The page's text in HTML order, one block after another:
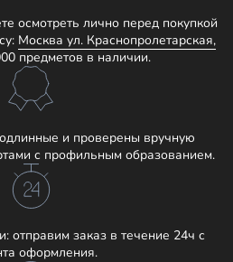
осмотреть лично перед покупкой
Москва ул. Краснопролетарская,
предметов в наличии.
и проверены вручную
с профильным образованием.
отправим заказ в течение 24ч с
оформления.